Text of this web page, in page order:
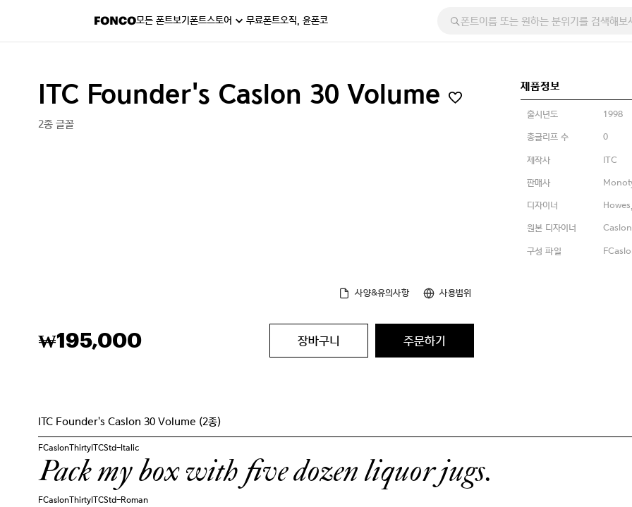
모든 폰트보기폰트스토어 무료폰트오직, 윤폰코
ITC Founder's Caslon 30 Volume
2종 글꼴
제품정보
출시년도 1998
총글리프 수 0
제작사 ITC
판매사
디자이너
원본 디자이너
구성 파일
사양&유의사항 사용범위
₩195,000 장바구니 주문하기
ITC Founder's Caslon 30 Volume (2종)
FCaslonThirtyITCStd-Italic
Pack my box with five dozen liquor jugs.
FCaslonThirtyITCStd-Roman